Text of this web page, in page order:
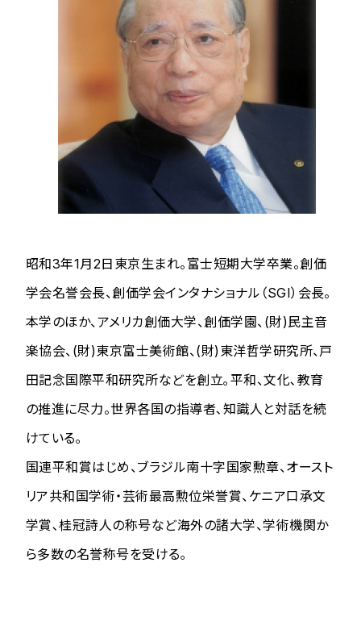
昭和3年1月2日東京生まれ。富士短期大学卒業。創価
学会名誉会長、創価学会インタナショナル（SGI）会長。
本学のほか、アメリカ創価大学、創価学園、(財)民主音
楽協会、(財)東京富士美術館、(財)東洋哲学研究所、戸
田記念国際平和研究所などを創立｡平和、文化､教育
の推進に尽力。世界各国の指導者､知識人と対話を続
けている｡
国連平和賞はじめ、ブラジル南十字国家勲章、オースト
リア共和国学術・芸術最高勲位栄誉賞、ケニア口承文
学賞､桂冠詩人の称号など海外の諸大学、学術機関か
ら多数の名誉称号を受ける｡